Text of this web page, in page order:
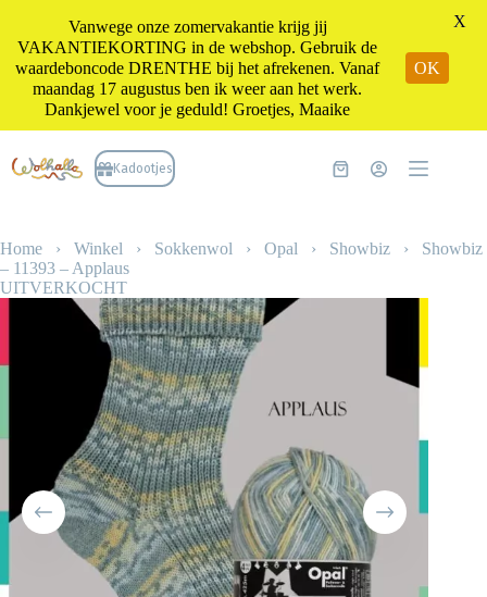
naar
de
Kadootjes Winkelwagen
Home › Winkel › Sokkenwol › Opal › Showbiz › Showbiz
– 11393 – Applaus
UITVERKOCHT
Vanwege onze zomervakantie krijg jij
VAKANTIEKORTING in de webshop. Gebruik de
waardeboncode DRENTHE bij het afrekenen. Vanaf
maandag 17 augustus ben ik weer aan het werk.
Dankjewel voor je geduld! Groetjes, Maaike
OK
X